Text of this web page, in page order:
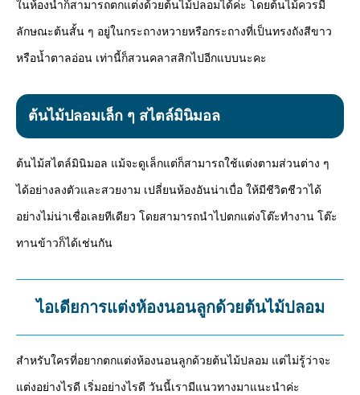
ในห้องน้ำก็สามารถตกแต่งด้วยต้นไม้ปลอมได้ค่ะ โดยต้นไม้ควรมี
ลักษณะต้นสั้น ๆ อยู่ในกระถางหวายหรือกระถางที่เป็นทรงถังสีขาว
หรือน้ำตาลอ่อน เท่านี้ก็สวนคลาสสิกไปอีกแบบนะคะ
ต้นไม้ปลอมเล็ก ๆ สไตล์มินิมอล
ต้นไม้สไตล์มินิมอล แม้จะดูเล็กแต่ก็สามารถใช้แต่งตามส่วนต่าง ๆ
ได้อย่างลงตัวและสวยงาม เปลี่ยนห้องอันน่าเบื่อ ให้มีชีวิตชีวาได้
อย่างไม่น่าเชื่อเลยทีเดียว โดยสามารถนำไปตกแต่งโต๊ะทำงาน โต๊ะ
ทานข้าวก็ได้เช่นกัน
ไอเดียการแต่งห้องนอนลูกด้วยต้นไม้ปลอม
สำหรับใครที่อยากตกแต่งห้องนอนลูกด้วยต้นไม้ปลอม แต่ไม่รู้ว่าจะ
แต่งอย่างไรดี เริ่มอย่างไรดี วันนี้เรามีแนวทางมาแนะนำค่ะ